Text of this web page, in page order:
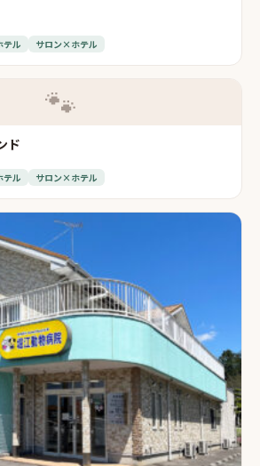
ル サロン×ホテル
🐾
ド
ル サロン×ホテル